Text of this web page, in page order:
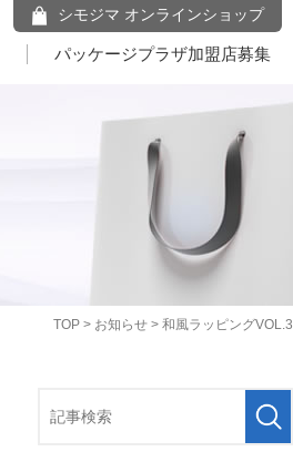
シモジマ オンラインショップ
パッケージプラザ加盟店募集
TOP > お知らせ > 和風ラッピングVOL.3